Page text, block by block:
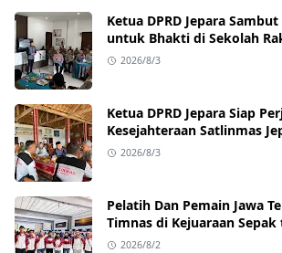
Ketua DPRD Jepara
untuk Bhakti di Sekolah
2026/8/3
Ketua DPRD Jepara Siap
Kesejahteraan Satlinmas
2026/8/3
Pelatih Dan Pemain Jawa
Timnas di Kejuaraan
Internasional
2026/8/2